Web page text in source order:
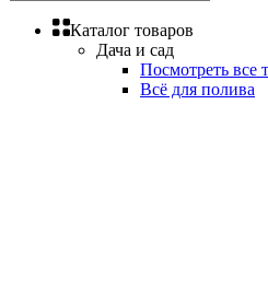
Каталог товаров
Дача и сад
Посмотреть все
Всё для полива